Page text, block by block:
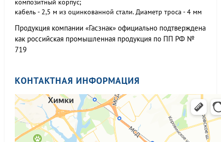
композитный корпус;
кабель - 2,5 м из оцинкованной стали. Диаметр троса - 4 мм
Продукция компании «Гасзнак» официально подтверждена
как российская промышленная продукция по ПП РФ №
719
КОНТАКТНАЯ ИНФОРМАЦИЯ